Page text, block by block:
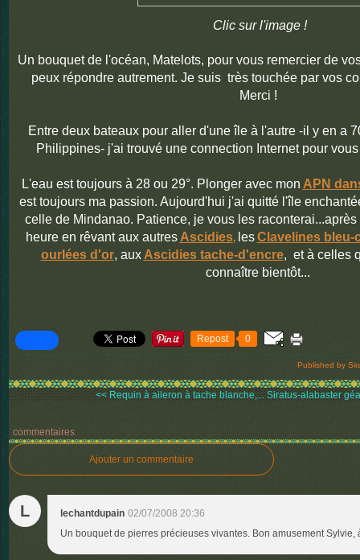
Clic sur l'image !
Un bouquet de l'océan, Matelots, pour vous remercier de
peux répondre autrement. Je suis très touchée par vos
Merci !
Entre deux bateaux pour aller d'une île à l'autre -il y en a
Philippines- j'ai trouvé une connection Internet pour
L'eau est toujours à 28 ou 29°. Plonger avec mon APN
est toujours ma passion. Aujourd'hui j'ai quitté l'île
celle de Mindanao. Patience, je vous les
heure en rêvant aux autres Ascidies, les Clavelines bleu-
ourlées d'or, aux Ascidies tache-d'encre, et à celles
connaître bientôt...
Repost 0
Published by
<< Requin à aileron à tache blanche,... Siratus-alabaster
commentaires
Ajouter un commentaire
L lechantdupain 02/07/2008 20:36
Un bouquet de pierres précieuses vivantes. Bon amusement Sylvie,